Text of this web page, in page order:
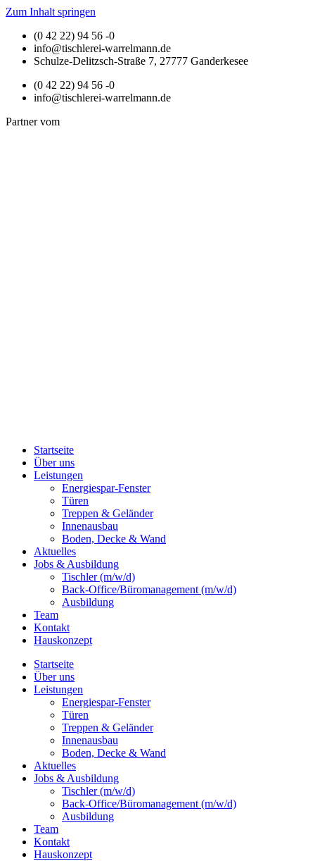
Zum Inhalt springen
(0 42 22) 94 56 -0
info@tischlerei-warrelmann.de
Schulze-Delitzsch-Straße 7, 27777 Ganderkesee
(0 42 22) 94 56 -0
info@tischlerei-warrelmann.de
Partner vom
Startseite
Über uns
Leistungen
Energiespar-Fenster
Türen
Treppen & Geländer
Innenausbau
Boden, Decke & Wand
Aktuelles
Jobs & Ausbildung
Tischler (m/w/d)
Back-Office/Büromanagement (m/w/d)
Ausbildung
Team
Kontakt
Hauskonzept
Startseite
Über uns
Leistungen
Energiespar-Fenster
Türen
Treppen & Geländer
Innenausbau
Boden, Decke & Wand
Aktuelles
Jobs & Ausbildung
Tischler (m/w/d)
Back-Office/Büromanagement (m/w/d)
Ausbildung
Team
Kontakt
Hauskonzept